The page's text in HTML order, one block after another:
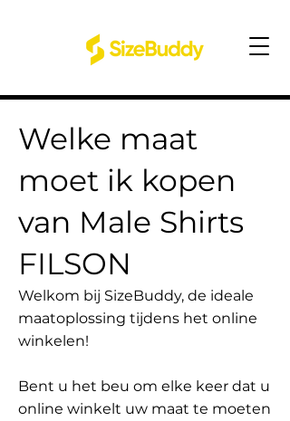
Welke maat
moet ik kopen
van Male Shirts
FILSON
Welkom bij SizeBuddy, de ideale
maatoplossing tijdens het online
winkelen!
Bent u het beu om elke keer dat u
online winkelt uw maat te moeten